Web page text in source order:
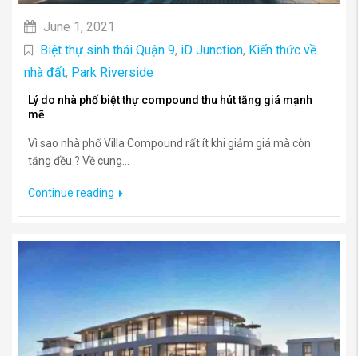
June 1, 2021
Biệt thự sinh thái Quận 9, iD Junction, Kiến thức về
nhà đất, Park Riverside
Lý do nhà phố biệt thự compound thu hút tăng giá mạnh
mẽ
Vì sao nhà phố Villa Compound rất ít khi giảm giá mà còn
tăng đều ? Về cung...
Continue reading